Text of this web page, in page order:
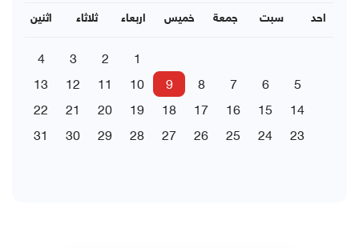
اثنين ثلاثاء اربعاء خميس جمعة سبت احد
1
2
3
4
5
6
7
8
9
10
11
12
13
14
15
16
17
18
19
20
21
22
23
24
25
26
27
28
29
30
31